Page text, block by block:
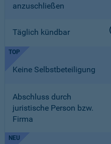
anzuschließen
Täglich kündbar
TOP
Keine Selbstbeteiligung
Abschluss durch
juristische Person bzw.
Firma
NEU